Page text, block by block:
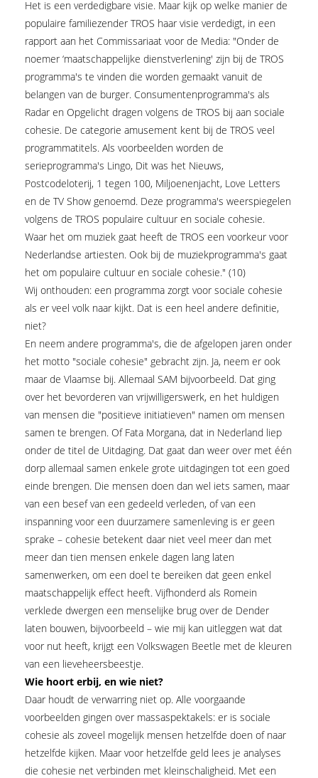
Het is een verdedigbare visie. Maar kijk op welke manier de
populaire familiezender TROS haar visie verdedigt, in een
rapport aan het Commissariaat voor de Media: "Onder de
noemer ‘maatschappelijke dienstverlening' zijn bij de TROS
programma's te vinden die worden gemaakt vanuit de
belangen van de burger. Consumentenprogramma's als
Radar en Opgelicht dragen volgens de TROS bij aan sociale
cohesie. De categorie amusement kent bij de TROS veel
programmatitels. Als voorbeelden worden de
serieprogramma's Lingo, Dit was het Nieuws,
Postcodeloterij, 1 tegen 100, Miljoenenjacht, Love Letters
en de TV Show genoemd. Deze programma's weerspiegelen
volgens de TROS populaire cultuur en sociale cohesie.
Waar het om muziek gaat heeft de TROS een voorkeur voor
Nederlandse artiesten. Ook bij de muziekprogramma's gaat
het om populaire cultuur en sociale cohesie." (10)
Wij onthouden: een programma zorgt voor sociale cohesie
als er veel volk naar kijkt. Dat is een heel andere definitie,
niet?
En neem andere programma's, die de afgelopen jaren onder
het motto "sociale cohesie" gebracht zijn. Ja, neem er ook
maar de Vlaamse bij. Allemaal SAM bijvoorbeeld. Dat ging
over het bevorderen van vrijwilligerswerk, en het huldigen
van mensen die "positieve initiatieven" namen om mensen
samen te brengen. Of Fata Morgana, dat in Nederland liep
onder de titel de Uitdaging. Dat gaat dan weer over met één
dorp allemaal samen enkele grote uitdagingen tot een goed
einde brengen. Die mensen doen dan wel iets samen, maar
van een besef van een gedeeld verleden, of van een
inspanning voor een duurzamere samenleving is er geen
sprake – cohesie betekent daar niet veel meer dan met
meer dan tien mensen enkele dagen lang laten
samenwerken, om een doel te bereiken dat geen enkel
maatschappelijk effect heeft. Vijfhonderd als Romein
verklede dwergen een menselijke brug over de Dender
laten bouwen, bijvoorbeeld – wie mij kan uitleggen wat dat
voor nut heeft, krijgt een Volkswagen Beetle met de kleuren
van een lieveheersbeestje.
Wie hoort erbij, en wie niet?
Daar houdt de verwarring niet op. Alle voorgaande
voorbeelden gingen over massaspektakels: er is sociale
cohesie als zoveel mogelijk mensen hetzelfde doen of naar
hetzelfde kijken. Maar voor hetzelfde geld lees je analyses
die cohesie net verbinden met kleinschaligheid. Met een